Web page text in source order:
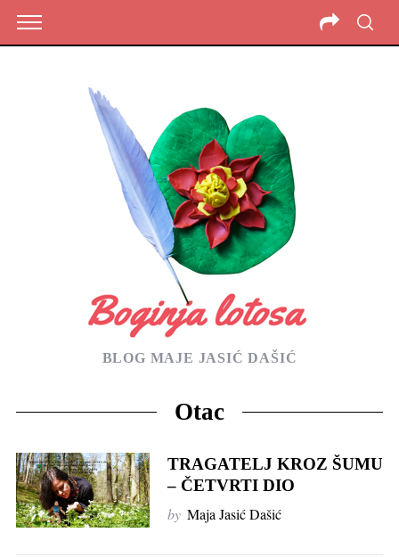
BLOG MAJE JASIĆ DAŠIĆ
Otac
TRAGATELJ KROZ ŠUMU
– ČETVRTI DIO
by Maja Jasić Dašić